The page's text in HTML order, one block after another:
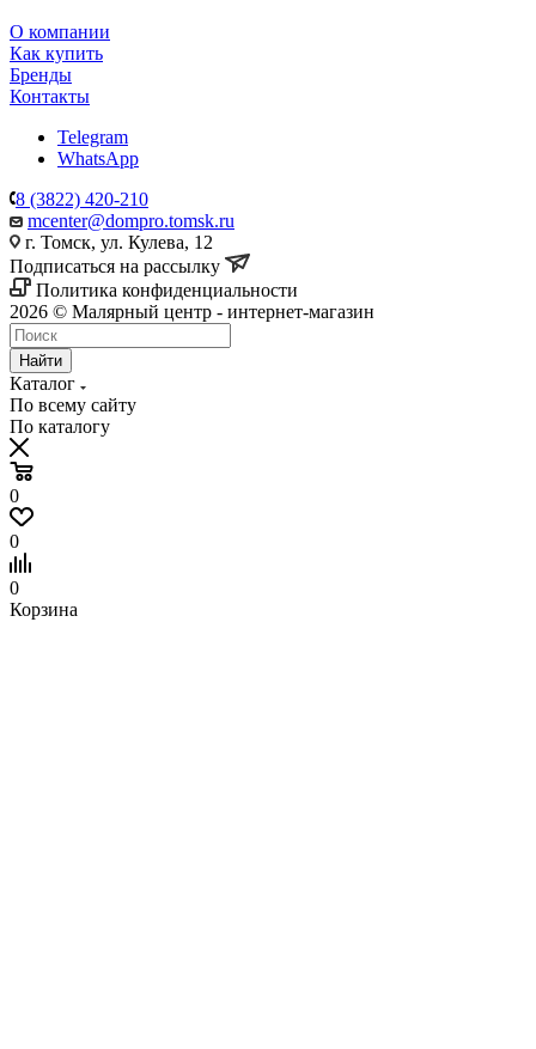
О компании
Как купить
Бренды
Контакты
Telegram
WhatsApp
8 (3822) 420-210
mcenter@dompro.tomsk.ru
г. Томск, ул. Кулева, 12
Подписаться на рассылку
Политика конфиденциальности
2026 © Малярный центр - интернет-магазин
Найти
Каталог
По всему сайту
По каталогу
0
0
0
Корзина